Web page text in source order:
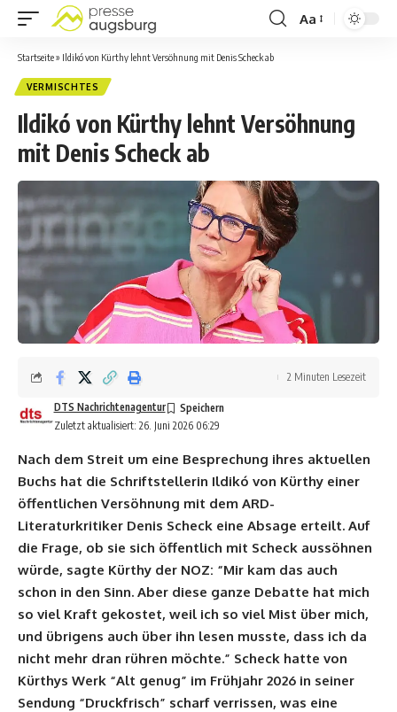
Aa
Startseite» Ildikó von Kürthy lehnt Versöhnung mit Denis Scheck ab
VERMISCHTES
Ildikó von Kürthy lehnt Versöhnung
mit Denis Scheck ab
Zuletzt aktualisiert: 26. Juni 2026 06:29
DTS Nachrichtenagentur
2 Minuten Lesezeit
Nach dem Streit um eine Besprechung ihres aktuellen
Buchs hat die Schriftstellerin Ildikó von Kürthy einer
öffentlichen Versöhnung mit dem ARD-
Literaturkritiker Denis Scheck eine Absage erteilt. Auf
die Frage, ob sie sich öffentlich mit Scheck aussöhnen
würde, sagte Kürthy der NOZ: “Mir kam das auch
schon in den Sinn. Aber diese ganze Debatte hat mich
so viel Kraft gekostet, weil ich so viel Mist über mich,
und übrigens auch über ihn lesen musste, dass ich da
nicht mehr dran rühren möchte.” Scheck hatte von
Kürthys Werk “Alt genug” im Frühjahr 2026 in seiner
Sendung “Druckfrisch” scharf verrissen, was eine